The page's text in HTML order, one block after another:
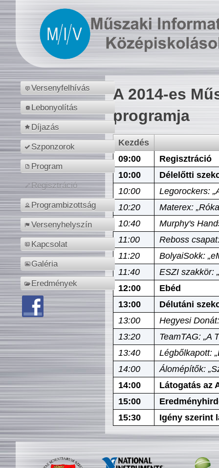
Versenyfelhívás
Lebonyolítás
Díjazás
Szponzorok
Program
Regisztráció
Programbizottság
Versenyhelyszín
Kapcsolat
Galéria
Eredmények
A 2014-es
programja
Kezdés
09:00
Regisztráció
10:00
Délelőtti
10:00
Legorockers:
10:20
Materex:
10:40
Murphy's
11:00
Reboss
11:20
BolyaiSokk:
11:40
ESZI szakkör:
12:00
Ebéd
13:00
Délutáni
13:00
Hegyesi
13:20
TeamTAG: „A
13:40
Légbőlkapott:
14:00
Álomépítők:
14:00
Látogatás az
15:00
15:30
Igény szerint